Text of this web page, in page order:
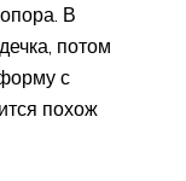
В
потом
с
похож